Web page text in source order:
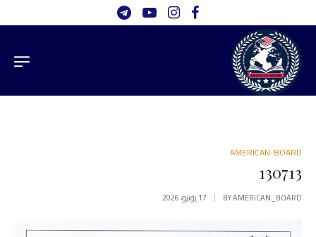
AMERICAN-BOARD
130713
BYAMERICAN_BOARD 17 يونيو، 2026